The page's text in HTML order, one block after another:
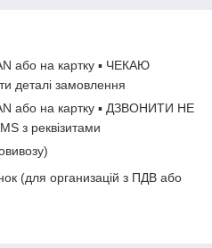
або на картку ▪ ЧЕКАЮ
деталі замовлення
або на картку ▪ ДЗВОНИТИ НЕ
з реквізитами
(для организацій з ПДВ або